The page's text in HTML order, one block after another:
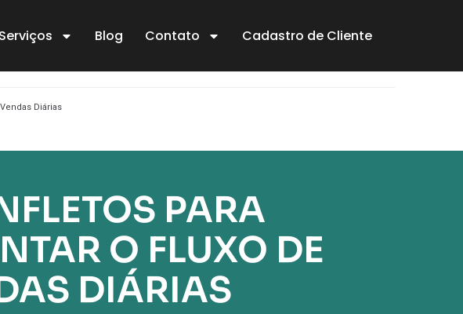
Blog Contato Cadastro de Cliente
Diárias
PARA
O FLUXO DE
DIÁRIAS